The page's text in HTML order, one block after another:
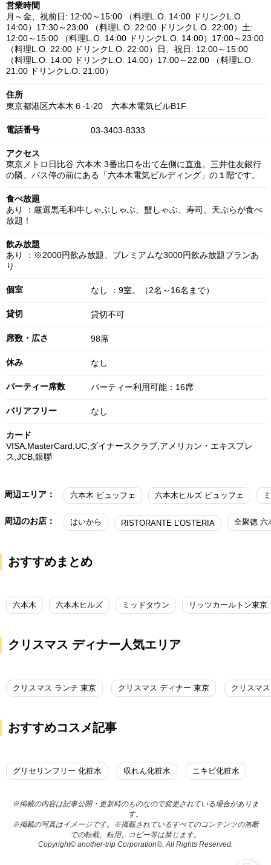
営業時間
月～金、祝前日: 12:00～15:00 （料理L.O. 14:00 ドリンクL.O.
14:00）17:30～23:00 （料理L.O. 22:00 ドリンクL.O. 22:00）土:
12:00～15:00 （料理L.O. 14:00 ドリンクL.O. 14:00）17:00～23:00
（料理L.O. 22:00 ドリンクL.O. 22:00）日、祝日: 12:00～15:00
（料理L.O. 14:00 ドリンクL.O. 14:00）17:00～22:00 （料理L.O.
21:00 ドリンクL.O. 21:00）
住所
東京都港区六本木６-1-20 六本木電気ビルB1F
電話番号 03-3403-8333
アクセス
東京メトロ日比谷 六本木 3番出口を出て左側に直進。三井住友銀行
の隣、バス停の前にある「六本木電気ビルディング」の１階です。
食べ放題
あり ：厳選黒毛和牛しゃぶしゃぶ、蟹しゃぶ、寿司、天ぷらが食べ
放題！
飲み放題
あり ：※2000円飲み放題、プレミアムな3000円飲み放題プランあ
り
個室 なし ：9室。（2名～16名まで）
貸切 貸切不可
席数・広さ 98席
休み なし
パーティー席数 パーティー利用可能：16席
バリアフリー なし
カード
VISA,MasterCard,UC,ダイナースクラブ,アメリカン・エキスプレ
ス,JCB,銀聯
周辺エリア： 六本木 ビュッフェ 六本木ヒルズ ビュッフェ
周辺のお店： はいから RISTORANTE L’OSTERIA 全聚徳 六
おすすめまとめ
六本木 六本木ヒルズ ミッドタウン リッツカールトン東京
クリスマス ディナー人気エリア
クリスマス ランチ 東京 クリスマス ディナー 東京 クリスマ
おすすめコスメ記事
グリセリンフリー 化粧水 収れん化粧水 ニキビ化粧水
※掲載の内容は記事公開・更新時のものなので変更されている場合がありま
す。
※掲載の写真はイメージです。※掲載されているすべてのコンテンツの無断
での転載、転用、コピー等は禁じます。
Copyright© another-trip Corporation®. All Rights Reserved.